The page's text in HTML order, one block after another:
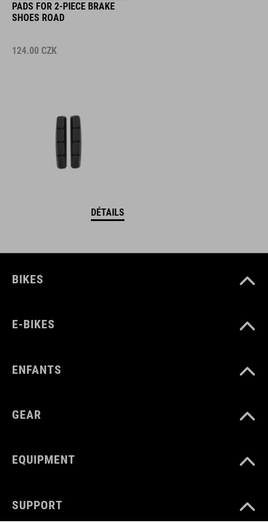
PADS FOR 2-PIECE BRAKE
SHOES ROAD
124.00 CZK
DÉTAILS
BIKES
E-BIKES
ENFANTS
GEAR
EQUIPMENT
SUPPORT